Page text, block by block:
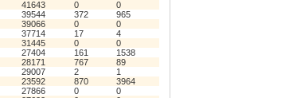
41643 0
0
39544 372
965
39066 0
0
37714 17
4
31445 0
0
27404 161
1538
28171 767
89
29007 2
1
23592 870
3964
27866 0
0